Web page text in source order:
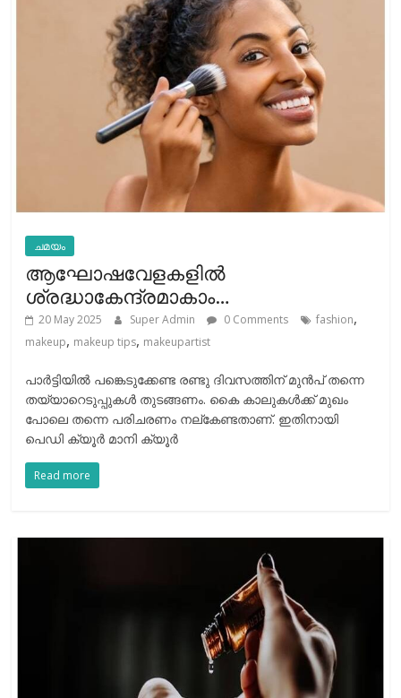
ചമയം
ആഘോഷവേളകളില്‍
ശ്രദ്ധാകേന്ദ്രമാകാം…
20 May 2025 Super Admin 0 Comments fashion,
makeup, makeup tips, makeupartist
പാര്‍ട്ടിയില്‍ പങ്കെടുക്കേണ്ട രണ്ടു ദിവസത്തിന് മുന്‍പ് തന്നെ
തയ്യാറെടുപ്പുകള്‍ തുടങ്ങണം. കൈ കാലുകള്‍ക്ക് മുഖം
പോലെ തന്നെ പരിചരണം നല്കേണ്ടതാണ്. ഇതിനായി
പെഡി ക്യൂര്‍ മാനി ക്യൂര്‍
Read more